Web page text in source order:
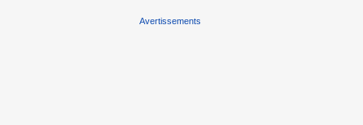
Avertissements